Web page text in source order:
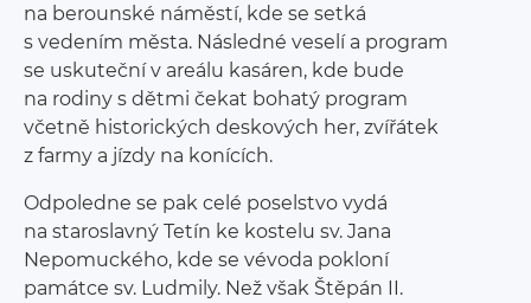
na berounské náměstí, kde se setká
s vedením města. Následné veselí a program
se uskuteční v areálu kasáren, kde bude
na rodiny s dětmi čekat bohatý program
včetně historických deskových her, zvířátek
z farmy a jízdy na konících.
Odpoledne se pak celé poselstvo vydá
na staroslavný Tetín ke kostelu sv. Jana
Nepomuckého, kde se vévoda pokloní
památce sv. Ludmily. Než však Štěpán II.